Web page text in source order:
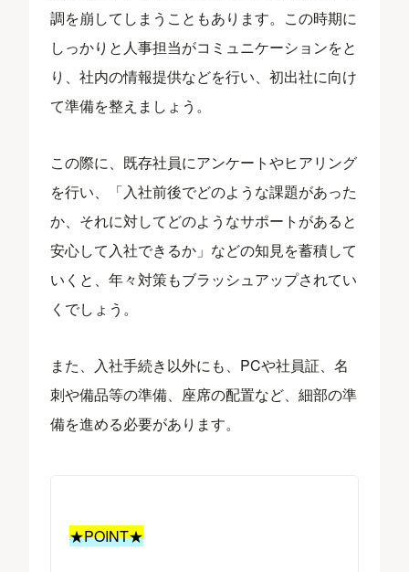
調を崩してしまうこともあります。この時期に
しっかりと人事担当がコミュニケーションをと
り、社内の情報提供などを行い、初出社に向け
て準備を整えましょう。
この際に、既存社員にアンケートやヒアリング
を行い、「入社前後でどのような課題があった
か、それに対してどのようなサポートがあると
安心して入社できるか」などの知見を蓄積して
いくと、年々対策もブラッシュアップされてい
くでしょう。
また、入社手続き以外にも、PCや社員証、名
刺や備品等の準備、座席の配置など、細部の準
備を進める必要があります。
★POINT★